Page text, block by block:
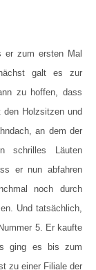
er zum ersten Mal
galt es zur
zu hoffen, dass
Holzsitzen und
an dem der
schrilles Läuten
er nun abfahren
noch durch
Und tatsächlich,
5. Er kaufte
ging es bis zum
zu einer Filiale der